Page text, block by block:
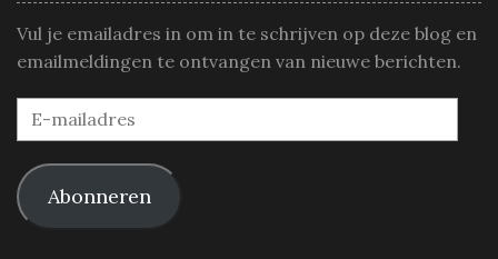
Vul je emailadres in om in te schrijven op deze blog en
emailmeldingen te ontvangen van nieuwe berichten.
E-
mailadres
Abonneren